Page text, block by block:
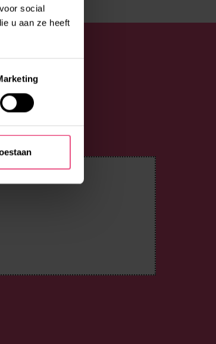
social
u aan ze heeft